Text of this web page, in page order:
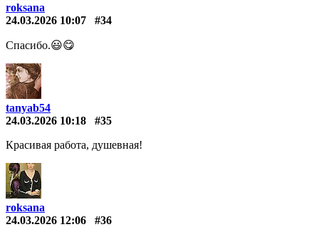
roksana
24.03.2026 10:07
#34
Спасибо.😃😋
tanyab54
24.03.2026 10:18
#35
Красивая работа, душевная!
roksana
24.03.2026 12:06
#36